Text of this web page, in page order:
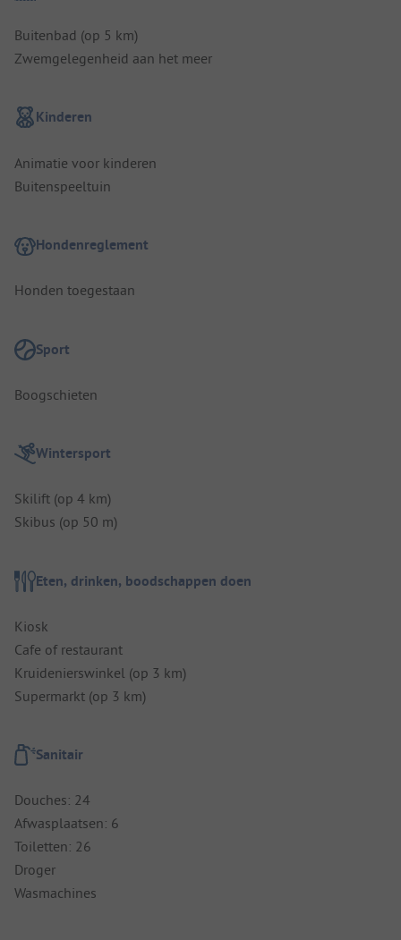
Buitenbad (op 5 km)
Zwemgelegenheid aan het meer
Kinderen
Animatie voor kinderen
Buitenspeeltuin
Hondenreglement
Honden toegestaan
Sport
Boogschieten
Wintersport
Skilift (op 4 km)
Skibus (op 50 m)
Eten, drinken, boodschappen doen
Kiosk
Cafe of restaurant
Kruidenierswinkel (op 3 km)
Supermarkt (op 3 km)
Sanitair
Douches: 24
Afwasplaatsen: 6
Toiletten: 26
Droger
Wasmachines